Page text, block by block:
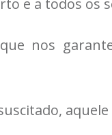
e a todos os
nos